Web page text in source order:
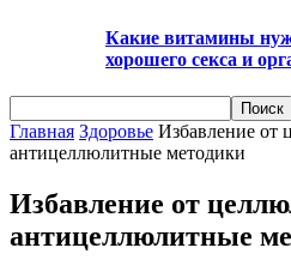
Какие витамины
хорошего секса и
Главная Здоровье Избавление от
антицеллюлитные методики
Избавление от
антицеллюлитные